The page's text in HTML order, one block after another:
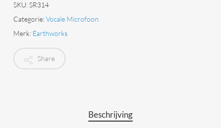
SKU:SR314
Categorie:Vocale Microfoon
Merk: Earthworks
Share
Beschrijving